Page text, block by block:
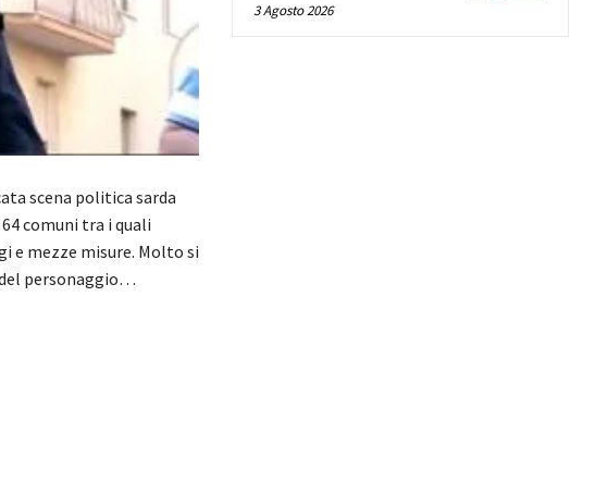
scena politica sarda
comuni tra i quali
e mezze misure. Molto si
personaggio…
3 Agosto 2026